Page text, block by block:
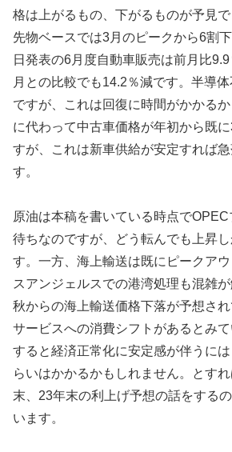
格は上がるもの、下がるものが予見
先物ベースでは3月のピークから6割
日発表の6月度自動車販売は前月比
月との比較でも14.2％減です。半導
ですが、これは回復に時間がかかる
に代わって中古車価格が年初から既
すが、これは新車供給が安定すれば
す。
原油は本稿を書いている時点で
待ちなのですが、どう転んでも上昇
す。一方、海上輸送は既にピークア
スアンジェルスでの港湾処理も混雑が
秋からの海上輸送価格下落が予想さ
サービスへの消費シフトがあるとみ
すると経済正常化に安定感が伴うに
らいはかかるかもしれません。とす
末、23年末の利上げ予想の話をする
います。